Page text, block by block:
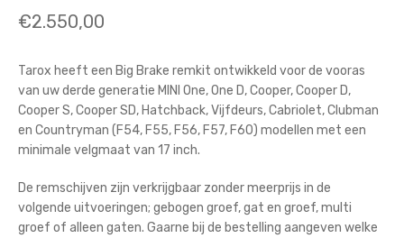
€2.550,00
Tarox heeft een Big Brake remkit ontwikkeld voor de vooras
van uw derde generatie MINI One, One D, Cooper, Cooper D,
Cooper S, Cooper SD, Hatchback, Vijfdeurs, Cabriolet, Clubman
en Countryman (F54, F55, F56, F57, F60) modellen met een
minimale velgmaat van 17 inch.
De remschijven zijn verkrijgbaar zonder meerprijs in de
volgende uitvoeringen; gebogen groef, gat en groef, multi
groef of alleen gaten. Gaarne bij de bestelling aangeven welke